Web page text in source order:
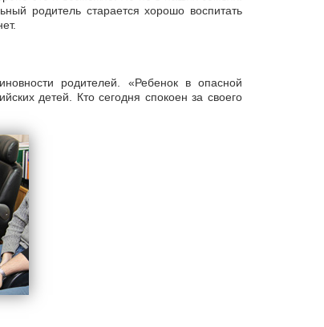
родитель старается хорошо воспитать
родителей. «Ребенок в опасной
детей. Кто сегодня спокоен за своего